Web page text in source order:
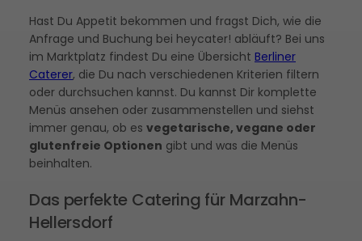
Hast Du Appetit bekommen und fragst Dich, wie die
Anfrage und Buchung bei heycater! abläuft? Bei uns
im Marktplatz findest Du eine Übersicht Berliner
Caterer, die Du nach verschiedenen Kriterien filtern
oder durchsuchen kannst. Du kannst Dir komplette
Menüs ansehen oder zusammenstellen und siehst
immer genau, ob es vegetarische, vegane oder
glutenfreie Optionen gibt und was die Menüs
beinhalten.
Das perfekte Catering für Marzahn-
Hellersdorf